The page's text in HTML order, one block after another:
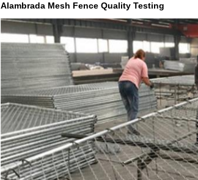
Alambrada Mesh Fence Quality Testing